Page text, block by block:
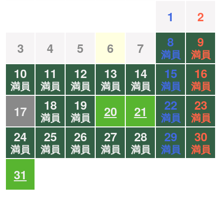
1
2
3
4 5 6 7 8
満員
9
満員
10
満員
11
満員
12
満員
13
満員
14
満員
15
満員
16
満員
17 18
満員
19
満員 20 21 22
満員
23
満員
24
満員
25
満員
26
満員
27
満員
28
満員
29
満員
30
満員
31